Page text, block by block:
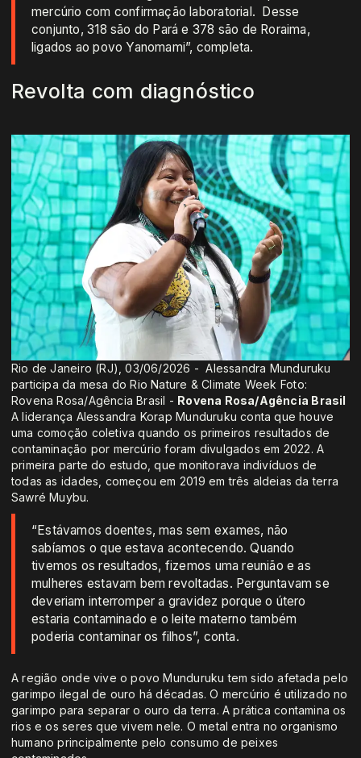
mercúrio com confirmação laboratorial. Desse
conjunto, 318 são do Pará e 378 são de Roraima,
ligados ao povo Yanomami”, completa.
Revolta com diagnóstico
Rio de Janeiro (RJ), 03/06/2026 - Alessandra Munduruku
participa da mesa do Rio Nature & Climate Week Foto:
Rovena Rosa/Agência Brasil - Rovena Rosa/Agência Brasil
A liderança Alessandra Korap Munduruku conta que houve
uma comoção coletiva quando os primeiros resultados de
contaminação por mercúrio foram divulgados em 2022. A
primeira parte do estudo, que monitorava indivíduos de
todas as idades, começou em 2019 em três aldeias da terra
Sawré Muybu.
“Estávamos doentes, mas sem exames, não
sabíamos o que estava acontecendo. Quando
tivemos os resultados, fizemos uma reunião e as
mulheres estavam bem revoltadas. Perguntavam se
deveriam interromper a gravidez porque o útero
estaria contaminado e o leite materno também
poderia contaminar os filhos”, conta.
A região onde vive o povo Munduruku tem sido afetada pelo
garimpo ilegal de ouro há décadas. O mercúrio é utilizado no
garimpo para separar o ouro da terra. A prática contamina os
rios e os seres que vivem nele. O metal entra no organismo
humano principalmente pelo consumo de peixes